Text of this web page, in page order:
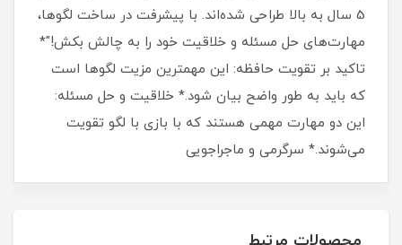
5 سال به بالا طراحی شده‌اند. با پیشرفت در ساخت لگوها،
مهارت‌های حل مسئله و خلاقیت خود را به چالش بکش!"*
تاکید بر تقویت حافظه: این مهمترین مزیت لگوها است
که باید به طور واضح بیان شود.* خلاقیت و حل مسئله:
این دو مهارت مهمی هستند که با بازی با لگو تقویت
می‌شوند.* سرگرمی و ماجراجویی